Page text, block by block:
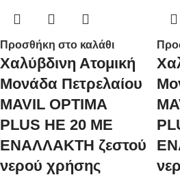
Προσθήκη στο καλάθι
Χαλύβδινη Ατομική
Μονάδα Πετρελαίου
MAVIL OPTIMA
PLUS HE 20 ME
ΕΝΑΛΛΑΚΤΗ ζεστού
νερού χρήσης